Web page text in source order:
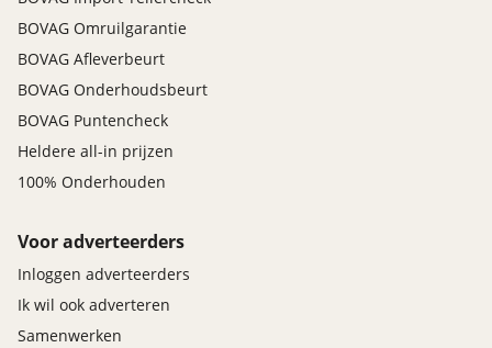
BOVAG Omruilgarantie
BOVAG Afleverbeurt
BOVAG Onderhoudsbeurt
BOVAG Puntencheck
Heldere all-in prijzen
100% Onderhouden
Voor adverteerders
Inloggen adverteerders
Ik wil ook adverteren
Samenwerken